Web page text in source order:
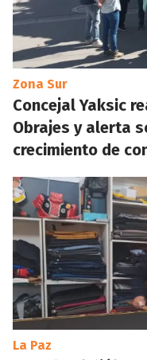
Zona Sur
Concejal Yaksic
Obrajes y alerta
crecimiento de
La Paz